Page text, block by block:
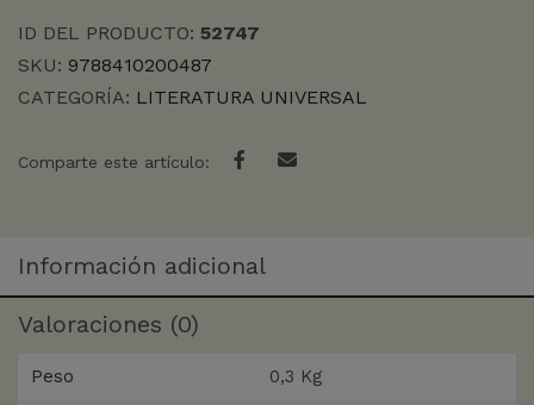
UN
KOTO
cantidad
ID DEL PRODUCTO: 52747
SKU: 9788410200487
CATEGORÍA: LITERATURA UNIVERSAL
Comparte este artículo:
Información adicional
Valoraciones (0)
Peso 0,3 Kg